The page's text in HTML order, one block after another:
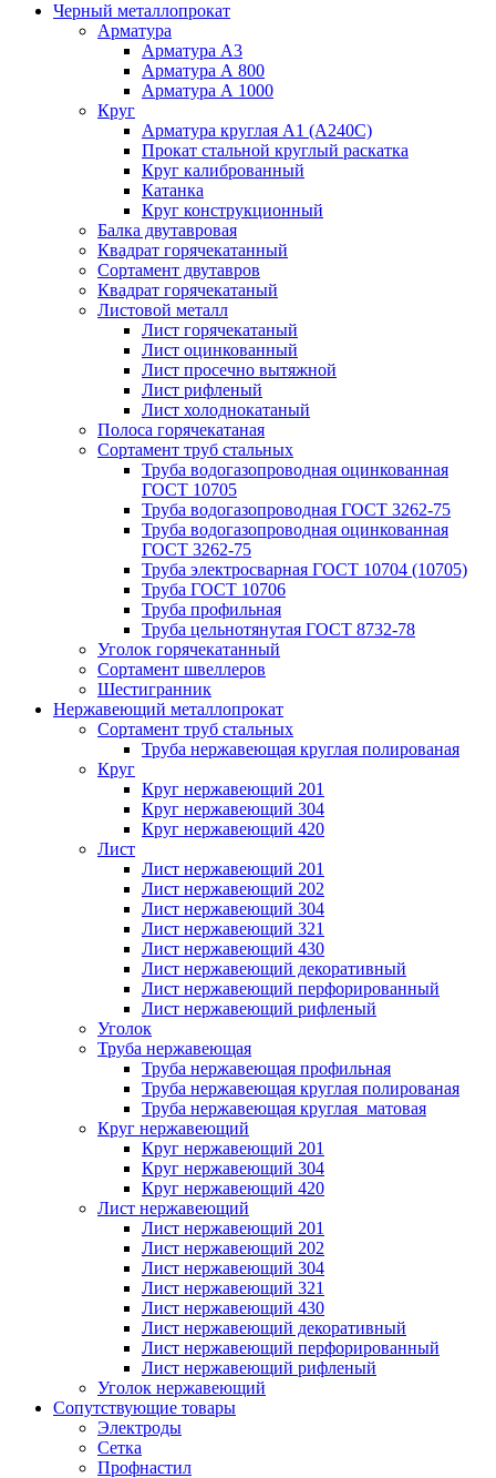
Черный металлопрокат
Арматура
Арматура А3
Арматура А 800
Арматура А 1000
Круг
Арматура круглая А1 (А240C)
Прокат стальной круглый раскатка
Круг калиброванный
Катанка
Круг конструкционный
Балка двутавровая
Квадрат горячекатанный
Сортамент двутавров
Квадрат горячекатаный
Листовой металл
Лист горячекатаный
Лист оцинкованный
Лист просечно вытяжной
Лист рифленый
Лист холоднокатаный
Полоса горячекатаная
Сортамент труб стальных
Труба водогазопроводная оцинкованная
ГОСТ 10705
Труба водогазопроводная ГОСТ 3262-75
Труба водогазопроводная оцинкованная
ГОСТ 3262-75
Труба электросварная ГОСТ 10704 (10705)
Труба ГОСТ 10706
Труба профильная
Труба цельнотянутая ГОСТ 8732-78
Уголок горячекатанный
Сортамент швеллеров
Шестигранник
Нержавеющий металлопрокат
Сортамент труб стальных
Труба нержавеющая круглая полированая
Круг
Круг нержавеющий 201
Круг нержавеющий 304
Круг нержавеющий 420
Лист
Лист нержавеющий 201
Лист нержавеющий 202
Лист нержавеющий 304
Лист нержавеющий 321
Лист нержавеющий 430
Лист нержавеющий декоративный
Лист нержавеющий перфорированный
Лист нержавеющий рифленый
Уголок
Труба нержавеющая
Труба нержавеющая профильная
Труба нержавеющая круглая полированая
Труба нержавеющая круглая матовая
Круг нержавеющий
Круг нержавеющий 201
Круг нержавеющий 304
Круг нержавеющий 420
Лист нержавеющий
Лист нержавеющий 201
Лист нержавеющий 202
Лист нержавеющий 304
Лист нержавеющий 321
Лист нержавеющий 430
Лист нержавеющий декоративный
Лист нержавеющий перфорированный
Лист нержавеющий рифленый
Уголок нержавеющий
Cопутствующие товары
Электроды
Сетка
Профнастил